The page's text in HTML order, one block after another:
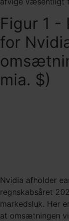
Figur 1 -
for
mia. $)
Nvidia afholder
regnskabsåret
markedsluk. Her
at omsætningen